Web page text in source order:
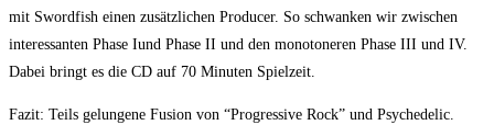
mit Swordfish einen zusätzlichen Producer. So schwanken wir zwischen
interessanten Phase Iund Phase II und den monotoneren Phase III und IV.
Dabei bringt es die CD auf 70 Minuten Spielzeit.
Fazit: Teils gelungene Fusion von “Progressive Rock” und Psychedelic.